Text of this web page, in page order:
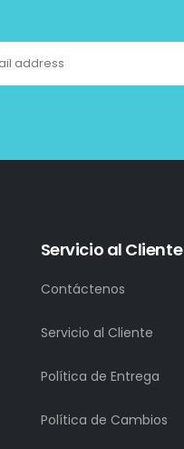
Servicio al Cliente
Contáctenos
Servicio al Cliente
Política de Entrega
Política de Cambios